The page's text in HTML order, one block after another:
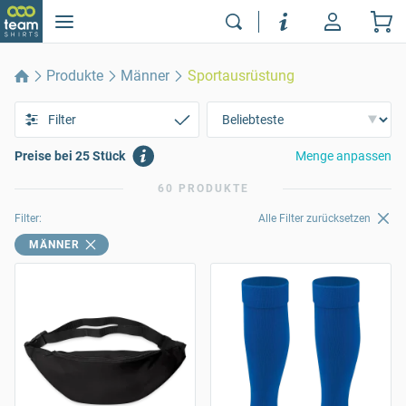
Produkte Männer Sportausrüstung
Filter
Preise bei 25 Stück Menge anpassen
60 PRODUKTE
Filter: Alle Filter zurücksetzen
MÄNNER